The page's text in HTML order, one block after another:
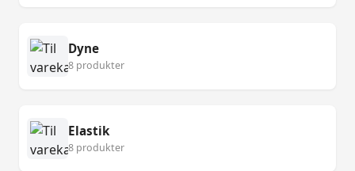
Dyne
8 produkter
Elastik
8 produkter